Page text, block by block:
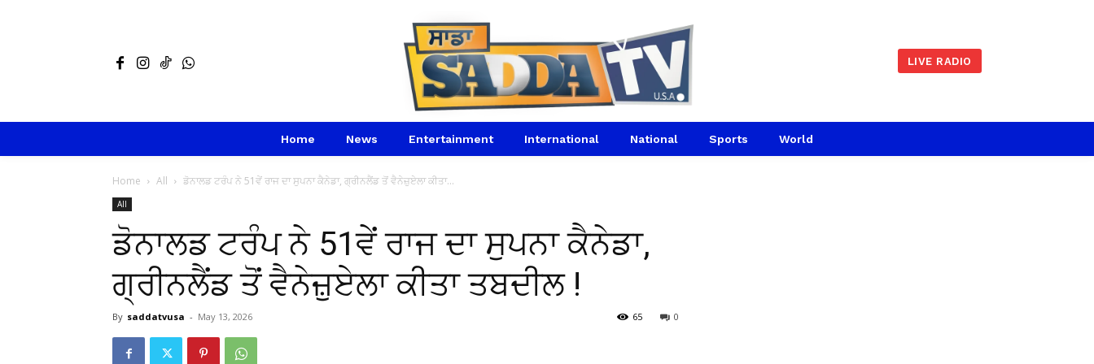
LIVE RADIO
Home News Entertainment International National Sports World
Home All ਡੋਨਾਲਡ ਟਰੰਪ ਨੇ 51ਵੇਂ ਰਾਜ ਦਾ ਸੁਪਨਾ ਕੈਨੇਡਾ, ਗ੍ਰੀਨਲੈਂਡ ਤੋਂ ਵੈਨੇਜ਼ੁਏਲਾ ਕੀਤਾ...
All
ਡੋਨਾਲਡ ਟਰੰਪ ਨੇ 51ਵੇਂ ਰਾਜ ਦਾ ਸੁਪਨਾ ਕੈਨੇਡਾ,
ਗ੍ਰੀਨਲੈਂਡ ਤੋਂ ਵੈਨੇਜ਼ੁਏਲਾ ਕੀਤਾ ਤਬਦੀਲ !
By saddatvusa - May 13, 2026 0
65